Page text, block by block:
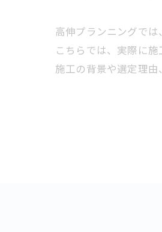
高伸プランニングで
こちらでは、実際に
施工の背景や選定理